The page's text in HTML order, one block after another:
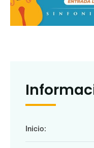
Inicio: